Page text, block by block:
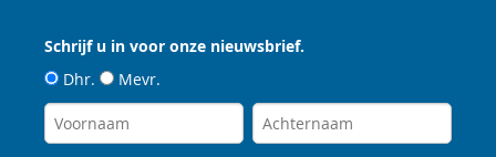
Schrijf u in voor onze nieuwsbrief.
Dhr.
Mevr.